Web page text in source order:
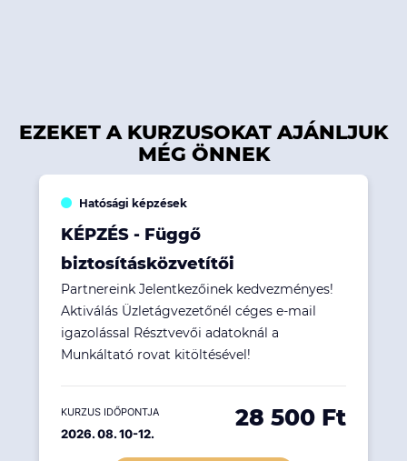
EZEKET A KURZUSOKAT AJÁNLJUK
MÉG ÖNNEK
Hatósági képzések
KÉPZÉS - Függő
biztosításközvetítői
Partnereink Jelentkezőinek kedvezményes!
Aktiválás Üzletágvezetőnél céges e-mail
igazolással Résztvevői adatoknál a
Munkáltató rovat kitöltésével!
KURZUS IDŐPONTJA
2026. 08. 10-12.
28 500 Ft